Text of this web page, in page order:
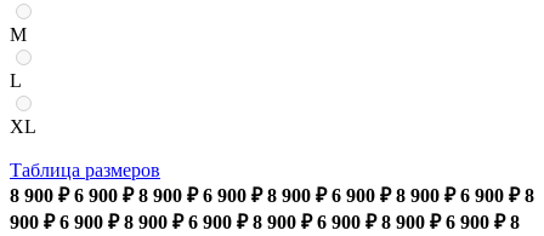
M
L
XL
Таблица размеров
8 900 ₽ 6 900 ₽ 8 900 ₽ 6 900 ₽ 8 900 ₽ 6 900 ₽ 8 900 ₽ 6 900 ₽ 8
900 ₽ 6 900 ₽ 8 900 ₽ 6 900 ₽ 8 900 ₽ 6 900 ₽ 8 900 ₽ 6 900 ₽ 8